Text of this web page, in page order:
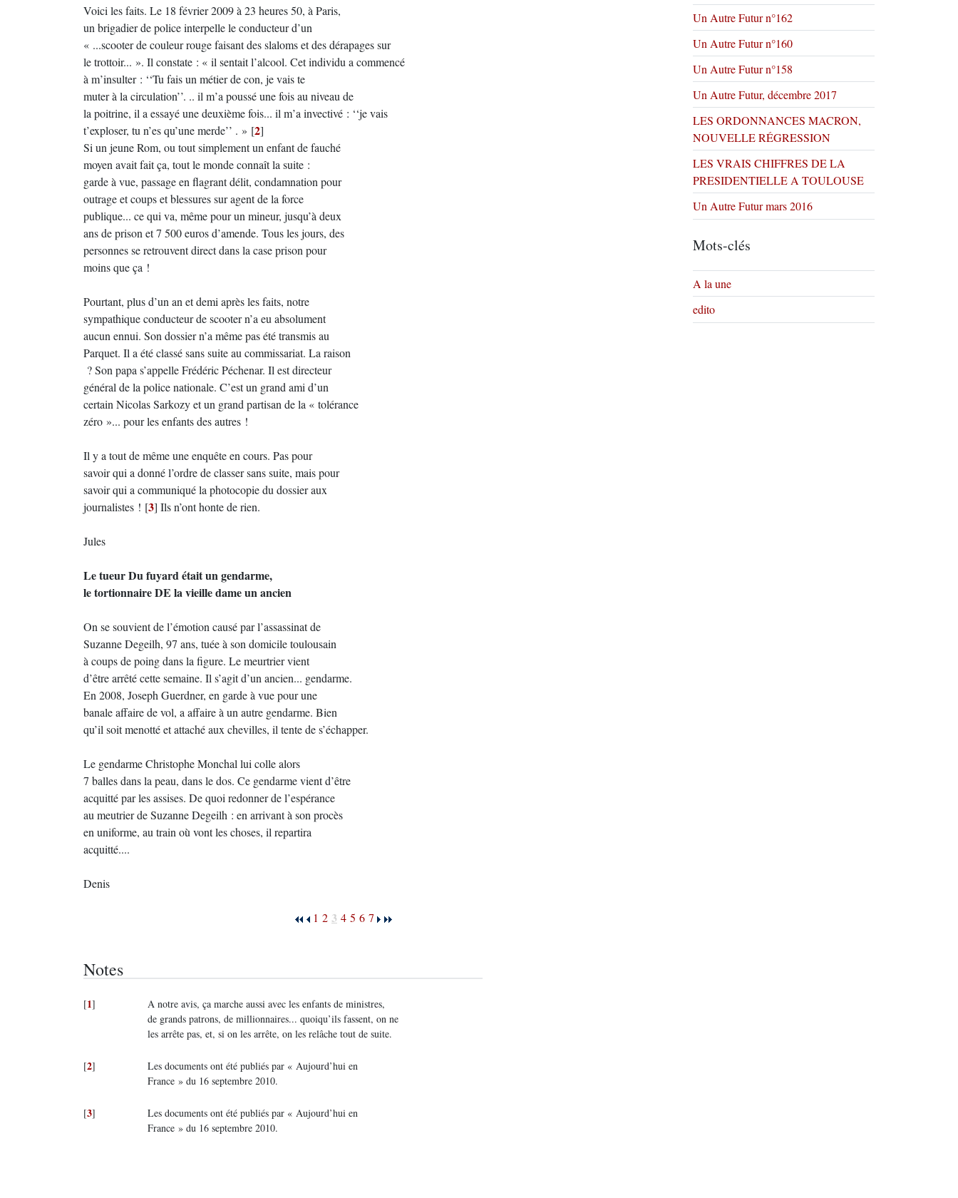
Voici les faits. Le 18 février 2009 à 23 heures 50, à Paris,
un brigadier de police interpelle le conducteur d’un
« ...scooter de couleur rouge faisant des slaloms et des dérapages sur
le trottoir... ». Il constate : « il sentait l’alcool. Cet individu a commencé
à m’insulter : ‘‘Tu fais un métier de con, je vais te
muter à la circulation’’. .. il m’a poussé une fois au niveau de
la poitrine, il a essayé une deuxième fois... il m’a invectivé : ‘‘je vais
t’exploser, tu n’es qu’une merde’’ . » [2]
Si un jeune Rom, ou tout simplement un enfant de fauché
moyen avait fait ça, tout le monde connaît la suite :
garde à vue, passage en flagrant délit, condamnation pour
outrage et coups et blessures sur agent de la force
publique... ce qui va, même pour un mineur, jusqu’à deux
ans de prison et 7 500 euros d’amende. Tous les jours, des
personnes se retrouvent direct dans la case prison pour
moins que ça !
Pourtant, plus d’un an et demi après les faits, notre
sympathique conducteur de scooter n’a eu absolument
aucun ennui. Son dossier n’a même pas été transmis au
Parquet. Il a été classé sans suite au commissariat. La raison
? Son papa s’appelle Frédéric Péchenar. Il est directeur
général de la police nationale. C’est un grand ami d’un
certain Nicolas Sarkozy et un grand partisan de la « tolérance
zéro »... pour les enfants des autres !
Il y a tout de même une enquête en cours. Pas pour
savoir qui a donné l’ordre de classer sans suite, mais pour
savoir qui a communiqué la photocopie du dossier aux
journalistes ! [3] Ils n’ont honte de rien.
Jules
Le tueur Du fuyard était un gendarme,
le tortionnaire DE la vieille dame un ancien
On se souvient de l’émotion causé par l’assassinat de
Suzanne Degeilh, 97 ans, tuée à son domicile toulousain
à coups de poing dans la figure. Le meurtrier vient
d’être arrêté cette semaine. Il s’agit d’un ancien... gendarme.
En 2008, Joseph Guerdner, en garde à vue pour une
banale affaire de vol, a affaire à un autre gendarme. Bien
qu’il soit menotté et attaché aux chevilles, il tente de s’échapper.
Le gendarme Christophe Monchal lui colle alors
7 balles dans la peau, dans le dos. Ce gendarme vient d’être
acquitté par les assises. De quoi redonner de l’espérance
au meutrier de Suzanne Degeilh : en arrivant à son procès
en uniforme, au train où vont les choses, il repartira
acquitté....
Denis
1 2 3 4 5 6 7
Notes
[1]
A notre avis, ça marche aussi avec les enfants de ministres,
de grands patrons, de millionnaires... quoiqu’ils fassent, on ne
les arrête pas, et, si on les arrête, on les relâche tout de suite.
[2]
Les documents ont été publiés par « Aujourd’hui en
France » du 16 septembre 2010.
[3]
Les documents ont été publiés par « Aujourd’hui en
France » du 16 septembre 2010.
Un Autre Futur n°162
Un Autre Futur n°160
Un Autre Futur n°158
Un Autre Futur, décembre 2017
LES ORDONNANCES MACRON,
NOUVELLE RÉGRESSION
LES VRAIS CHIFFRES DE LA
PRESIDENTIELLE A TOULOUSE
Un Autre Futur mars 2016
Mots-clés
A la une
edito